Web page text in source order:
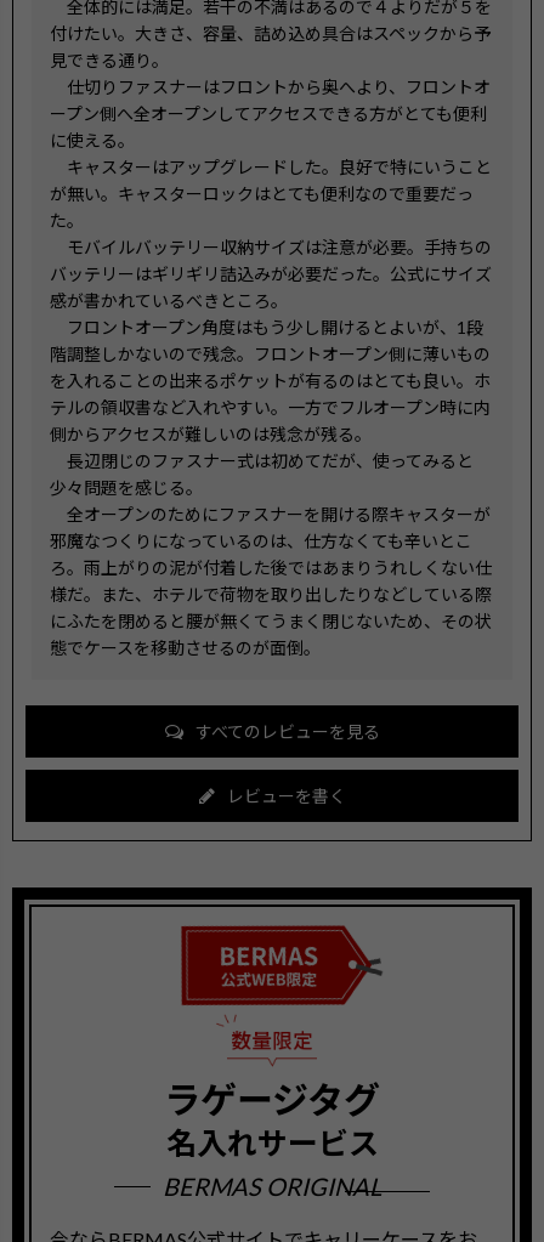
全体的には満足。若干の不満はあるので４よりだが５を
付けたい。大きさ、容量、詰め込め具合はスペックから予
見できる通り。
仕切りファスナーはフロントから奥へより、フロントオ
ープン側へ全オープンしてアクセスできる方がとても便利
に使える。
キャスターはアップグレードした。良好で特にいうこと
が無い。キャスターロックはとても便利なので重要だっ
た。
モバイルバッテリー収納サイズは注意が必要。手持ちの
バッテリーはギリギリ詰込みが必要だった。公式にサイズ
感が書かれているべきところ。
フロントオープン角度はもう少し開けるとよいが、1段
階調整しかないので残念。フロントオープン側に薄いもの
を入れることの出来るポケットが有るのはとても良い。ホ
テルの領収書など入れやすい。一方でフルオープン時に内
側からアクセスが難しいのは残念が残る。
長辺閉じのファスナー式は初めてだが、使ってみると
少々問題を感じる。
全オープンのためにファスナーを開ける際キャスターが
邪魔なつくりになっているのは、仕方なくても辛いとこ
ろ。雨上がりの泥が付着した後ではあまりうれしくない仕
様だ。また、ホテルで荷物を取り出したりなどしている際
にふたを閉めると腰が無くてうまく閉じないため、その状
態でケースを移動させるのが面倒。
すべてのレビューを見る
レビューを書く
ラゲージタグ
名入れサービス
BERMAS ORIGINAL